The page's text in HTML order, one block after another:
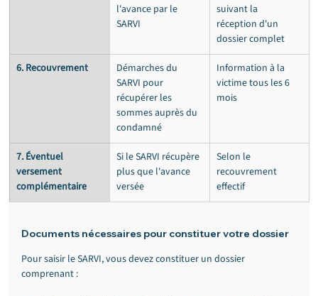
l'avance par le
SARVI
suivant la
réception d'un
dossier complet
6. Recouvrement
Démarches du
SARVI pour
récupérer les
sommes auprès du
condamné
Information à la
victime tous les 6
mois
7. Éventuel
versement
complémentaire
Si le SARVI récupère
plus que l'avance
versée
Selon le
recouvrement
effectif
Documents nécessaires pour constituer votre dossier
Pour saisir le SARVI, vous devez constituer un dossier
comprenant :